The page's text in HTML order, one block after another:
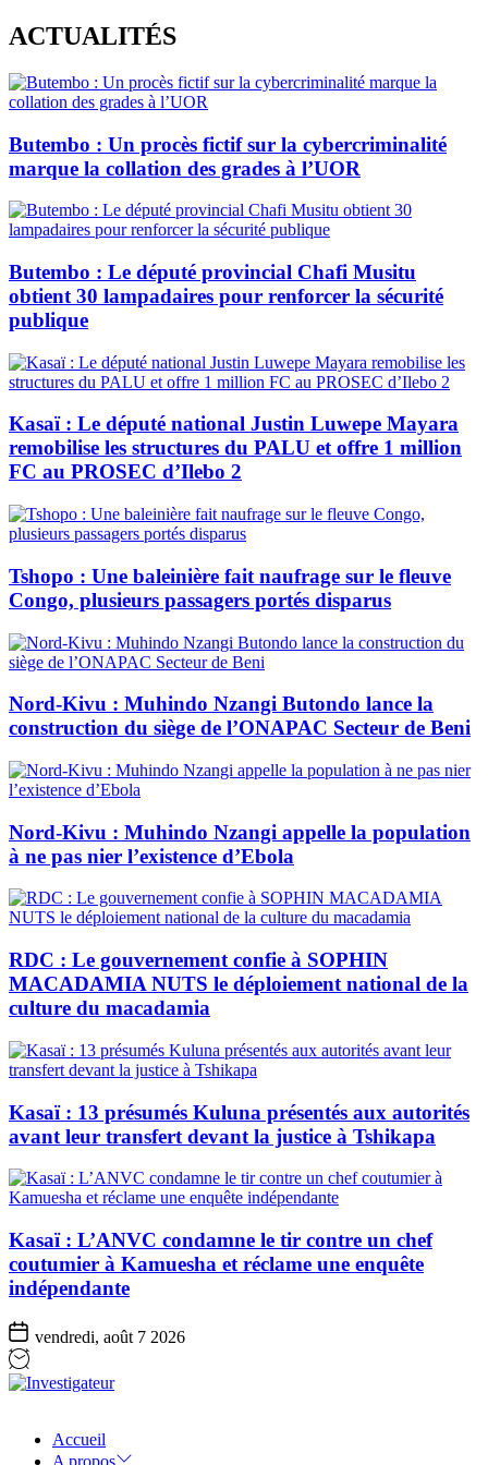
Skip
to
content
ACTUALITÉS
Butembo : Un procès fictif sur la cybercriminalité
marque la collation des grades à l’UOR
Butembo : Le député provincial Chafi Musitu
obtient 30 lampadaires pour renforcer la sécurité
publique
Kasaï : Le député national Justin Luwepe Mayara
remobilise les structures du PALU et offre 1 million
FC au PROSEC d’Ilebo 2
Tshopo : Une baleinière fait naufrage sur le fleuve
Congo, plusieurs passagers portés disparus
Nord-Kivu : Muhindo Nzangi Butondo lance la
construction du siège de l’ONAPAC Secteur de Beni
Nord-Kivu : Muhindo Nzangi appelle la population
à ne pas nier l’existence d’Ebola
RDC : Le gouvernement confie à SOPHIN
MACADAMIA NUTS le déploiement national de la
culture du macadamia
Kasaï : 13 présumés Kuluna présentés aux autorités
avant leur transfert devant la justice à Tshikapa
Kasaï : L’ANVC condamne le tir contre un chef
coutumier à Kamuesha et réclame une enquête
indépendante
vendredi, août 7 2026
Accueil
A propos